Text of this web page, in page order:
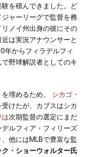
を積んできました。ど
ャーリーグで監督を務
ノイ州出身の彼にその
は実況アナウンサーと
年からフィラデルフィ
野球解説者としてのキ
埋めるため、 シカゴ・
けたが、カブスはシカ
は次期監督の選定にまだ
ルフィア・フィリーズ
他にはMLBで豊富な監
ク・ショーウォルター氏